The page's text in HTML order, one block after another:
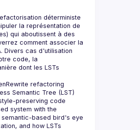
déterministe
la représentation de
qui aboutissent à des
comment associer la
Divers cas d'utilisation
code, la
dont les LSTs
refactoring
Semantic Tree (LST)
preserving code
system with the
based bird's eye
and how LSTs